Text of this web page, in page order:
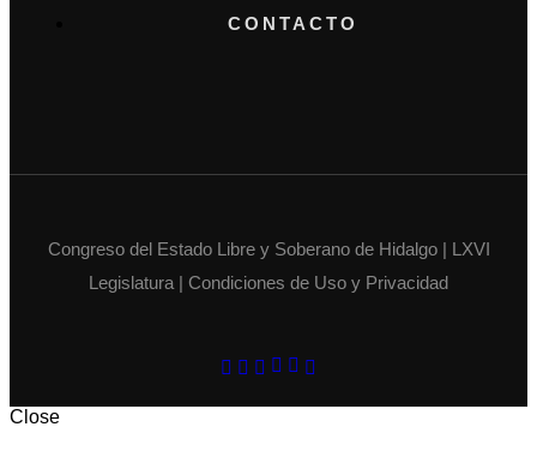
CONTACTO
Congreso del Estado Libre y Soberano de Hidalgo | LXVI
Legislatura | Condiciones de Uso y Privacidad
Close